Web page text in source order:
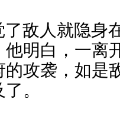
敌人就隐身
他明白，一离
的攻袭，如是
。